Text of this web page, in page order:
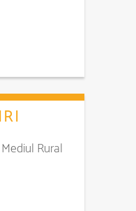
Rural